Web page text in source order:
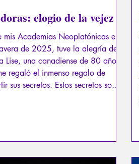
elogio de la vejez
mis Academias Neoplatónicas en
de 2025, tuve la alegría de
Lise, una canadiense de 80 años,
regaló el inmenso regalo de
sus secretos. Estos secretos son
la degradación de nuestro cuerpo